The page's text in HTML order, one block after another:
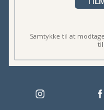
Samtykke til at